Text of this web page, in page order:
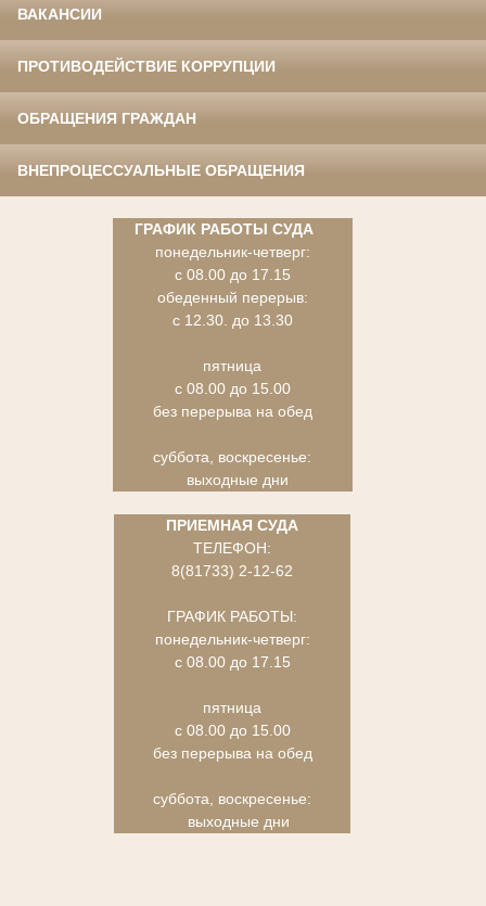
ВАКАНСИИ
ПРОТИВОДЕЙСТВИЕ КОРРУПЦИИ
ОБРАЩЕНИЯ ГРАЖДАН
ВНЕПРОЦЕССУАЛЬНЫЕ ОБРАЩЕНИЯ
ГРАФИК РАБОТЫ СУДА
понедельник-четверг:
с 08.00 до 17.15
обеденный перерыв:
с 12.30. до 13.30
пятница
с 08.00 до 15.00
без перерыва на обед
суббота, воскресенье:
выходные дни
ПРИЕМНАЯ СУДА
ТЕЛЕФОН:
8(81733) 2-12-62
ГРАФИК РАБОТЫ:
понедельник-четверг:
с 08.00 до 17.15
пятница
с 08.00 до 15.00
без перерыва на обед
суббота, воскресенье:
выходные дни